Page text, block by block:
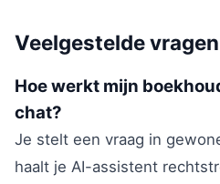
Veelgestelde vragen
Hoe werkt mijn
chat?
Je stelt een vraag in
haalt je AI-assistent